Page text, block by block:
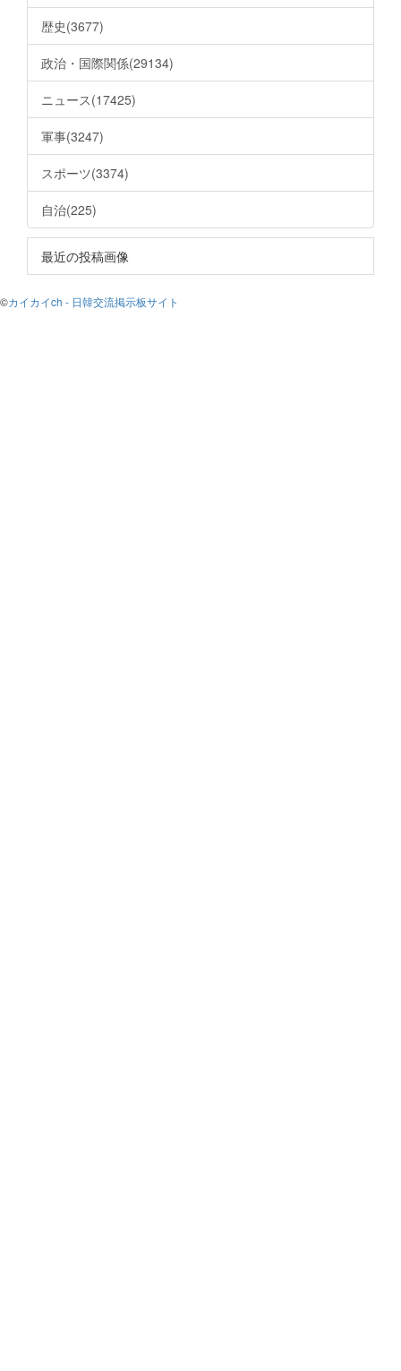
歴史(3677)
政治・国際関係(29134)
ニュース(17425)
軍事(3247)
スポーツ(3374)
自治(225)
最近の投稿画像
©カイカイch - 日韓交流掲示板サイト